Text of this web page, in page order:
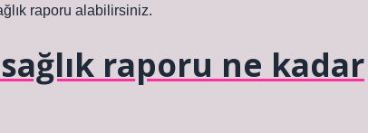
raporu alabilirsiniz.
sağlık raporu ne kadar